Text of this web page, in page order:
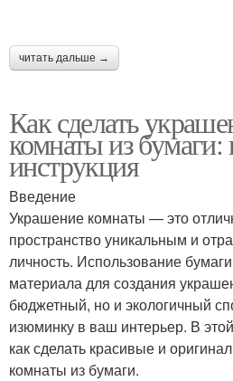
читать дальше →
Как сделать
комнаты из бумаги:
инструкция
Введение
Украшение комнаты — это
пространство уникальным и
личность. Использование
материала для создания
бюджетный, но и экологичный
изюминку в ваш интерьер. В
как сделать красивые и
комнаты из бумаги.